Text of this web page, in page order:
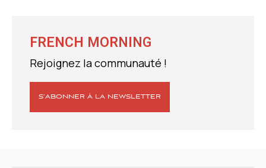
FRENCH MORNING
Rejoignez la communauté !
S’ABONNER À LA NEWSLETTER